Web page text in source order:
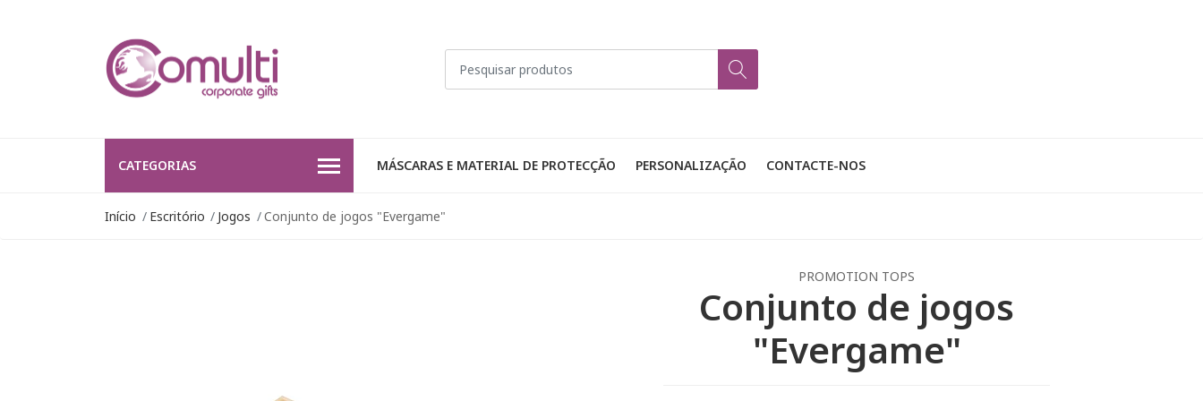
CATEGORIAS MÁSCARAS E MATERIAL DE PROTECÇÃO PERSONALIZAÇÃO CONTACTE-NOS
Início Escritório Jogos Conjunto de jogos "Evergame"
PROMOTION TOPS
Conjunto de jogos
"Evergame"